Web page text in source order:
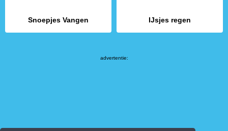
Snoepjes Vangen IJsjes regen
advertentie: